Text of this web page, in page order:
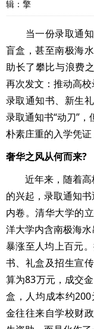
辑：擎
当一份录取通知
盲盒，甚至南极海
助长了攀比与浪费
再次发文：推动高
录取通知书、新生
录取通知书“动刀”
朴素庄重的入学凭证
奢华之风从何而来?
近年来，随着高
的兴起，录取通知
内卷。清华大学的
洋大学内含南极海
暴涨至人均上百元
书、礼盒及招生宣
算为83万元，成交
盒，人均成本约
金往往来自学校财